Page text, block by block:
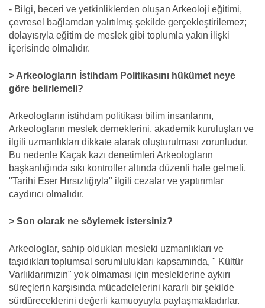
- Bilgi, beceri ve yetkinliklerden oluşan Arkeoloji eğitimi,
çevresel bağlamdan yalıtılmış şekilde gerçekleştirilemez;
dolayısıyla eğitim de meslek gibi toplumla yakın ilişki
içerisinde olmalıdır.
> Arkeologların İstihdam Politikasını hükümet neye
göre belirlemeli?
Arkeologların istihdam politikası bilim insanlarını,
Arkeologların meslek derneklerini, akademik kuruluşları ve
ilgili uzmanlıkları dikkate alarak oluşturulması zorunludur.
Bu nedenle Kaçak kazı denetimleri Arkeologların
başkanlığında sıkı kontroller altında düzenli hale gelmeli,
"Tarihi Eser Hırsızlığıyla" ilgili cezalar ve yaptırımlar
caydırıcı olmalıdır.
> Son olarak ne söylemek istersiniz?
Arkeologlar, sahip oldukları mesleki uzmanlıkları ve
taşıdıkları toplumsal sorumlulukları kapsamında, " Kültür
Varlıklarımızın" yok olmaması için mesleklerine aykırı
süreçlerin karşısında mücadelelerini kararlı bir şekilde
sürdüreceklerini değerli kamuoyuyla paylaşmaktadırlar.